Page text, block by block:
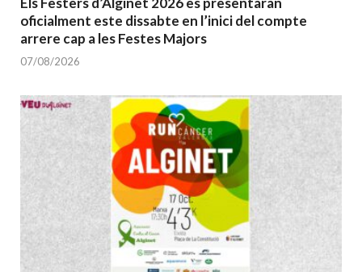
oficialment este dissabte en l’inici del compte
arrere cap a les Festes Majors
07/08/2026